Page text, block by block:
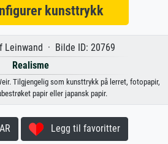
kunsttrykk
Leinwand · Bilde ID: 20769
Realisme
Tilgjengelig som kunsttrykk på lerret, fotopapir,
papir eller japansk papir.
Legg til favoritter